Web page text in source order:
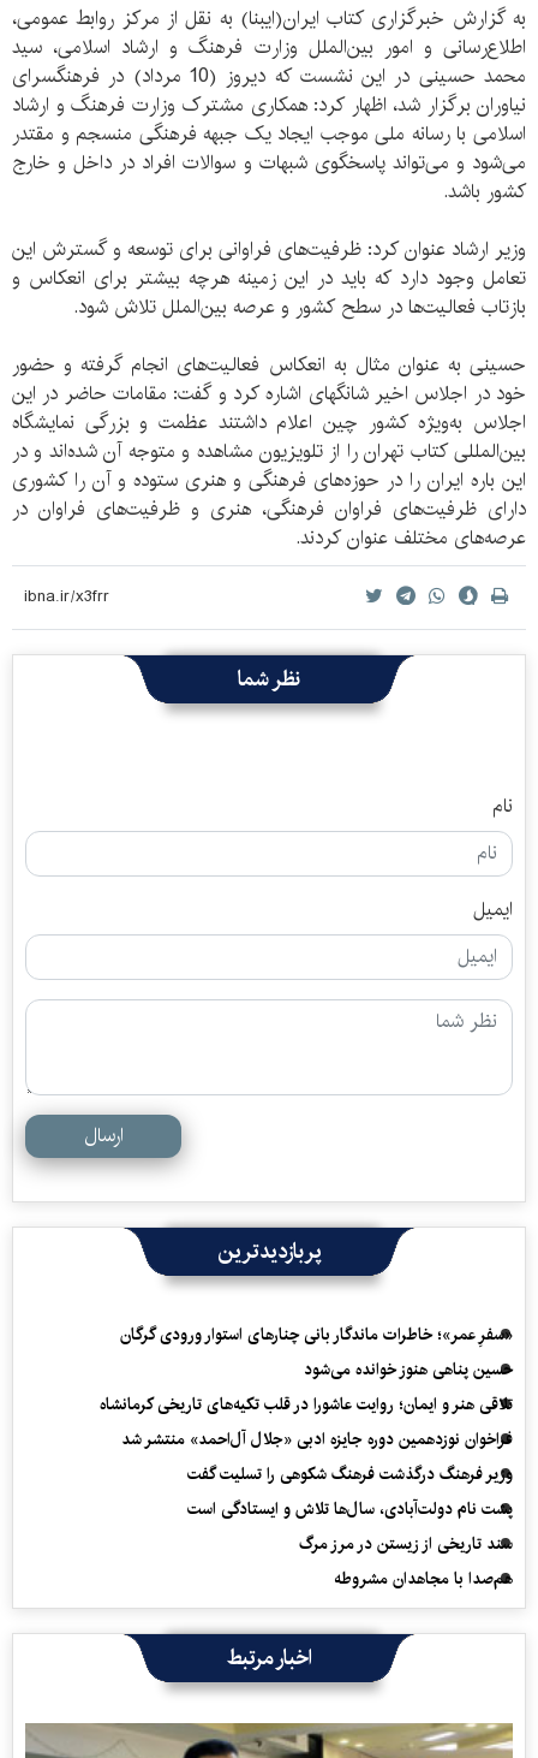
به گزارش خبرگزاری کتاب ایران(ایبنا) به نقل از مرکز روابط عمومی،
اطلاع‌رسانی و امور بین‌الملل وزارت فرهنگ و ارشاد اسلامی، سید
محمد حسینی در این نشست که دیروز (10 مرداد) در فرهنگسرای
نیاوران برگزار شد، اظهار کرد: همکاری مشترک وزارت فرهنگ و ارشاد
اسلامی با رسانه ملی موجب ایجاد یک جبهه فرهنگی منسجم و مقتدر
می‌شود و می‌تواند پاسخگوی شبهات و سوالات افراد در داخل و خارج
کشور باشد.
وزیر ارشاد عنوان کرد: ظرفیت‌های فراوانی برای توسعه و گسترش این
تعامل وجود دارد که باید در این زمینه هرچه بیشتر برای انعکاس و
بازتاب فعالیت‌ها در سطح کشور و عرصه بین‌الملل تلاش شود.
حسینی به عنوان مثال به انعکاس فعالیت‌های انجام گرفته و حضور
خود در اجلاس اخیر شانگهای اشاره کرد و گفت: مقامات حاضر در این
اجلاس به‌ویژه کشور چین اعلام داشتند عظمت و بزرگی نمایشگاه
بین‌المللی کتاب تهران را از تلویزیون مشاهده و متوجه آن شده‌اند و در
این باره ایران را در حوزه‌های فرهنگی و هنری ستوده و آن را کشوری
دارای ظرفیت‌های فراوان فرهنگی، هنری و ظرفیت‌های فراوان در
عرصه‌های مختلف عنوان کردند.
نظر شما
نام
ایمیل
ارسال
پربازدیدترین
«سفرِ عمر»؛ خاطرات ماندگار بانی چنارهای استوار ورودی گرگان
حسین پناهی هنوز خوانده می‌شود
تلاقی هنر و ایمان؛ روایت عاشورا در قلب تکیه‌های تاریخی کرمانشاه
فراخوان نوزدهمین دوره جایزه ادبی «جلال آل‌احمد» منتشر شد
وزیر فرهنگ درگذشت فرهنگ شکوهی را تسلیت گفت
پشت نام دولت‌آبادی، سال‌ها تلاش و ایستادگی است
سند تاریخی از زیستن در مرز مرگ
هم‌صدا با مجاهدان مشروطه
اخبار مرتبط